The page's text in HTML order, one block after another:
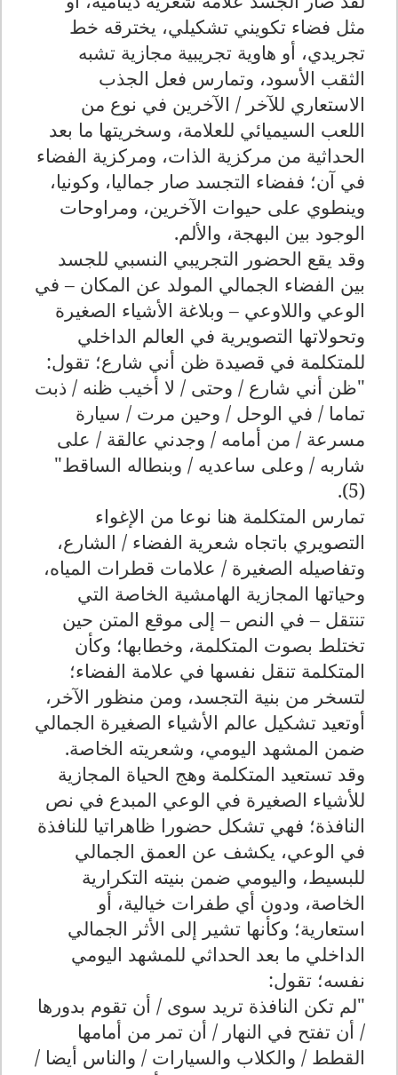
مثل فضاء تكويني تشكيلي، يخترقه خط
تجريدي، أو هاوية تجريبية مجازية تشبه
الثقب الأسود، وتمارس فعل الجذب
الاستعاري للآخر / الآخرين في نوع من
اللعب السيميائي للعلامة، وسخريتها ما بعد
الحداثية من مركزية الذات، ومركزية الفضاء
في آن؛ ففضاء التجسد صار جماليا، وكونيا،
وينطوي على حيوات الآخرين، ومراوحات
الوجود بين البهجة، والألم.
وقد يقع الحضور التجريبي النسبي للجسد
بين الفضاء الجمالي المولد عن المكان – في
الوعي واللاوعي – وبلاغة الأشياء الصغيرة
وتحولاتها التصويرية في العالم الداخلي
للمتكلمة في قصيدة ظن أني شارع؛ تقول:
"ظن أني شارع / وحتى / لا أخيب ظنه / ذبت
تماما / في الوحل / وحين مرت / سيارة
مسرعة / من أمامه / وجدني عالقة / على
شاربه / وعلى ساعديه / وبنطاله الساقط"
(5).
تمارس المتكلمة هنا نوعا من الإغواء
التصويري باتجاه شعرية الفضاء / الشارع،
وتفاصيله الصغيرة / علامات قطرات المياه،
وحياتها المجازية الهامشية الخاصة التي
تنتقل – في النص – إلى موقع المتن حين
تختلط بصوت المتكلمة، وخطابها؛ وكأن
المتكلمة تنقل نفسها في علامة الفضاء؛
لتسخر من بنية التجسد، ومن منظور الآخر،
أوتعيد تشكيل عالم الأشياء الصغيرة الجمالي
ضمن المشهد اليومي، وشعريته الخاصة.
وقد تستعيد المتكلمة وهج الحياة المجازية
للأشياء الصغيرة في الوعي المبدع في نص
النافذة؛ فهي تشكل حضورا ظاهراتيا للنافذة
في الوعي، يكشف عن العمق الجمالي
للبسيط، واليومي ضمن بنيته التكرارية
الخاصة، ودون أي طفرات خيالية، أو
استعارية؛ وكأنها تشير إلى الأثر الجمالي
الداخلي ما بعد الحداثي للمشهد اليومي
نفسه؛ تقول:
"لم تكن النافذة تريد سوى / أن تقوم بدورها
/ أن تفتح في النهار / أن تمر من أمامها
القطط / والكلاب والسيارات / والناس أيضا /